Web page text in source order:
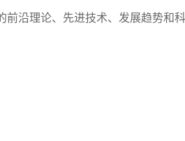
沿理论、先进技术、发展趋势和